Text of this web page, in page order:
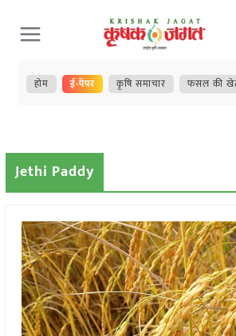
Skip
to
content
होम ई-पेपर कृषि समाचार फसल की
Jethi Paddy